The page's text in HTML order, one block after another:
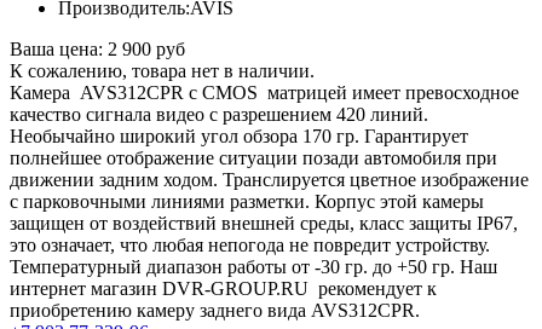
Производитель:AVIS
Ваша цена: 2 900 руб
К сожалению, товара нет в наличии.
Камера AVS312CPR с CMOS матрицей имеет превосходное
качество сигнала видео с разрешением 420 линий.
Необычайно широкий угол обзора 170 гр. Гарантирует
полнейшее отображение ситуации позади автомобиля при
движении задним ходом. Транслируется цветное изображение
с парковочными линиями разметки. Корпус этой камеры
защищен от воздействий внешней среды, класс защиты IP67,
это означает, что любая непогода не повредит устройству.
Температурный диапазон работы от -30 гр. до +50 гр. Наш
интернет магазин DVR-GROUP.RU рекомендует к
приобретению камеру заднего вида AVS312CPR.